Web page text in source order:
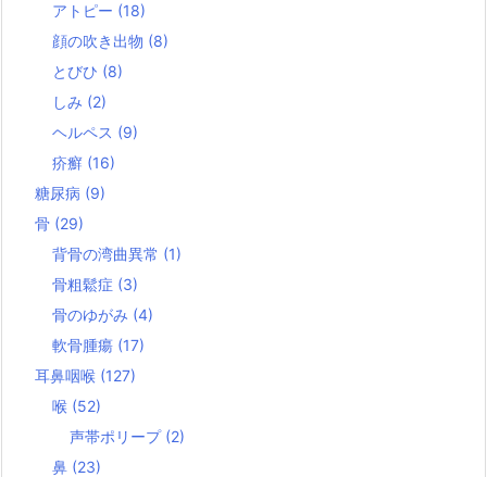
アトピー (18)
顔の吹き出物 (8)
とびひ (8)
しみ (2)
ヘルペス (9)
疥癬 (16)
糖尿病 (9)
骨 (29)
背骨の湾曲異常 (1)
骨粗鬆症 (3)
骨のゆがみ (4)
軟骨腫瘍 (17)
耳鼻咽喉 (127)
喉 (52)
声帯ポリープ (2)
鼻 (23)